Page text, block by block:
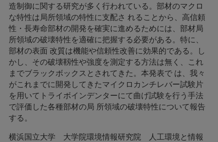
造制御に関する研究が多く行われている。部材のマクロ
な特性は局所領域の特性に支配さ れることから、高信頼
性・長寿命部材の開発を確実に進めるためには、部材局
所領域の破壊特性を適確に把握する必要がある。特に、
部材の表面 改質は機能や信頼性改善に効果的である。し
かし、その破壊靱性や強度を測定する方法は無く、これ
までブラックボックスとされてきた。本発表で は、我々
がこれまでに開発してきたマイクロカンチレバー試験片
を用いてトライボインデンターにて曲げ試験を行う手法
で評価した各種部材の局 所領域の破壊特性について報告
する。
横浜国立大学 大学院環境情報研究院 人工環境と情報